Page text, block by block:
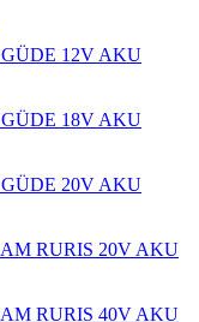
GÜDE 12V AKU
GÜDE 18V AKU
GÜDE 20V AKU
RURIS 20V AKU
RURIS 40V AKU